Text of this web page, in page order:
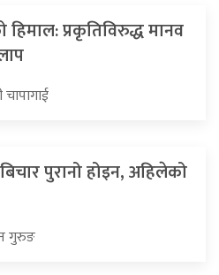
हिमाल: प्रकृतिविरुद्ध मानव
चापागाई
पुरानो होइन, अहिलेको
गुरुङ